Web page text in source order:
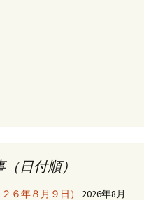
日付順）
６年８月９日）
2026年8月